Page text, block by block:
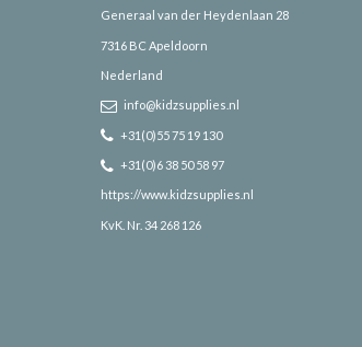
Generaal van der Heydenlaan 28
7316 BC Apeldoorn
Nederland
info@kidzsupplies.nl
+31(0)55 75 19 130
+31(0)6 38 50 58 97
https://www.kidzsupplies.nl
KvK. Nr. 34 268 126